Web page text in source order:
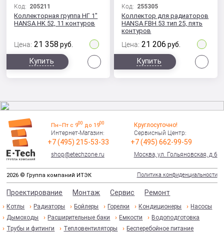
Код: 205211
Коллекторная группа НГ 1"
HANSA HK 52, 11 контуров
Цена: 21 358 руб.
Купить
Код: 255305
Коллектор для радиаторов
HANSA FBH 53 тип 25, пять
контуров
Цена: 21 206 руб.
Купить
Пн–Пт с 900 до 1900
Интернет-Магазин:
+7 (495) 215-53-33
shop@etechzone.ru
Круглосуточно!
Сервисный Центр:
+7 (495) 662-99-59
Москва, ул. Гольяновская, д.6
2026 © Группа компаний ИТЭК Политика конфиденциальности
Проектирование Монтаж Сервис Ремонт
Котлы Радиаторы Бойлеры Горелки Кондиционеры
Насосы
Дымоходы
Расширительные баки Емкости
Водоподготовка
Трубы и фитинги
Тепловентиляторы
Бесперебойное питание